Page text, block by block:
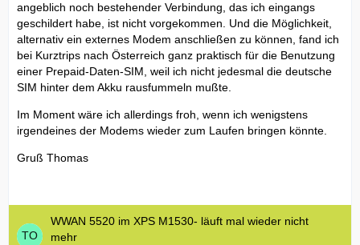
angeblich noch bestehender Verbindung, das ich eingangs
geschildert habe, ist nicht vorgekommen. Und die Möglichkeit,
alternativ ein externes Modem anschließen zu können, fand ich
bei Kurztrips nach Österreich ganz praktisch für die Benutzung
einer Prepaid-Daten-SIM, weil ich nicht jedesmal die deutsche
SIM hinter dem Akku rausfummeln mußte.
Im Moment wäre ich allerdings froh, wenn ich wenigstens
irgendeines der Modems wieder zum Laufen bringen könnte.
Gruß Thomas
WWAN 5520 im XPS M1530- läuft mal wieder nicht
mehr